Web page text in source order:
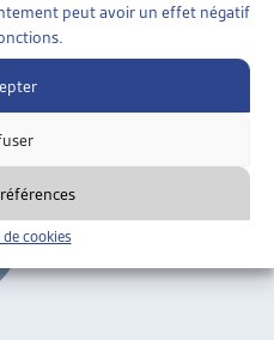
peut avoir un effet négatif
cookies
DES CHANCES
janv. 2012